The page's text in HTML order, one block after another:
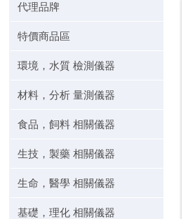
代理品牌
特價商品區
環境，水質 檢測儀器
材料，分析 量測儀器
食品，飼料 相關儀器
生技，製藥 相關儀器
生命，醫學 相關儀器
基礎，理化 相關儀器